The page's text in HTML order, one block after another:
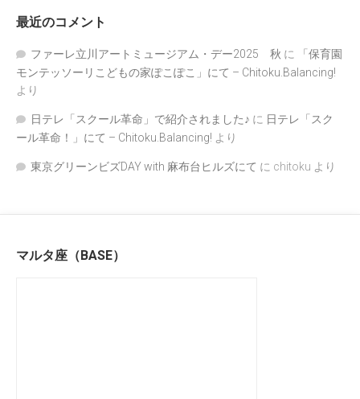
最近のコメント
ファーレ立川アートミュージアム・デー2025 秋 に
「保育園
モンテッソーリこどもの家ぽこぽこ」にて – Chitoku.Balancing!
より
日テレ「スクール革命」で紹介されました♪ に 日テレ「スク
ール革命！」にて – Chitoku.Balancing! より
東京グリーンビズDAY with 麻布台ヒルズにて に chitoku より
マルタ座（BASE）